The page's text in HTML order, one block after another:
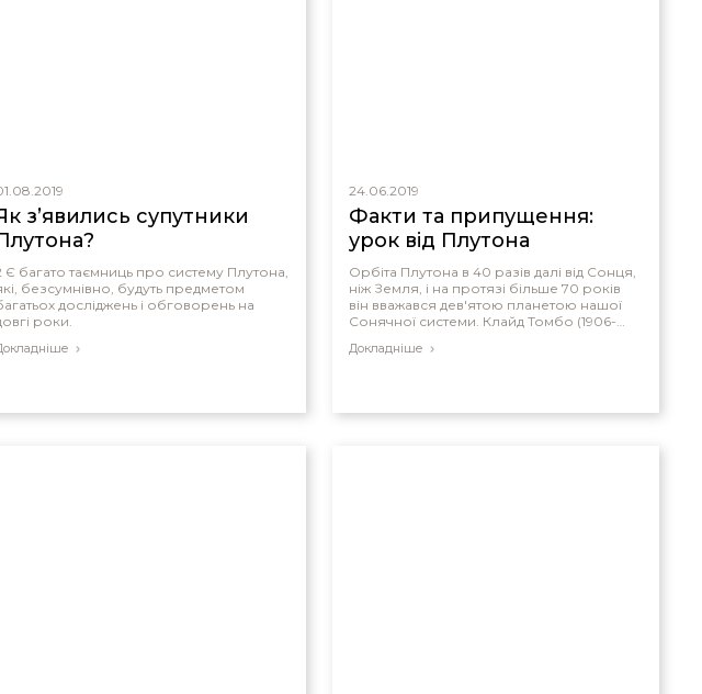
з’явились супутники
Є багато таємниць про систему Плутона,
безсумнівно, будуть предметом
досліджень і обговорень на
роки.
24.06.2019
Факти та припущення:
урок від Плутона
Орбіта Плутона в 40 разів далі від Сонця,
ніж Земля, і на протязі більше 70 років
він вважався дев'ятою планетою нашої
Сонячної системи. Клайд Томбо (1906-
порівнявши фотографії зірок, зроблені
Докладніше